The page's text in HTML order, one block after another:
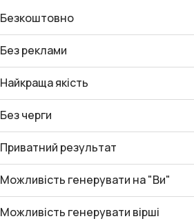
Безкоштовно
Без реклами
Найкраща якість
Без черги
Приватний результат
Можливість генерувати на "Ви"
Можливість генерувати вірші